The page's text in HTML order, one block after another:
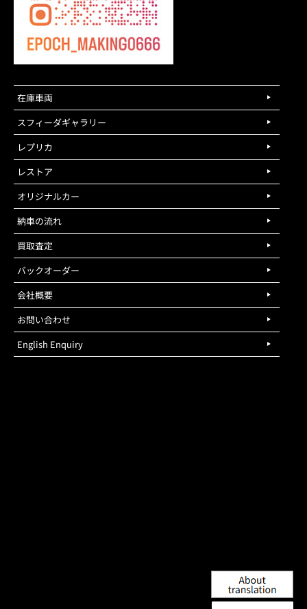
在庫車両
スフィーダギャラリー
レプリカ
レストア
オリジナルカー
納車の流れ
買取査定
バックオーダー
会社概要
お問い合わせ
English Enquiry